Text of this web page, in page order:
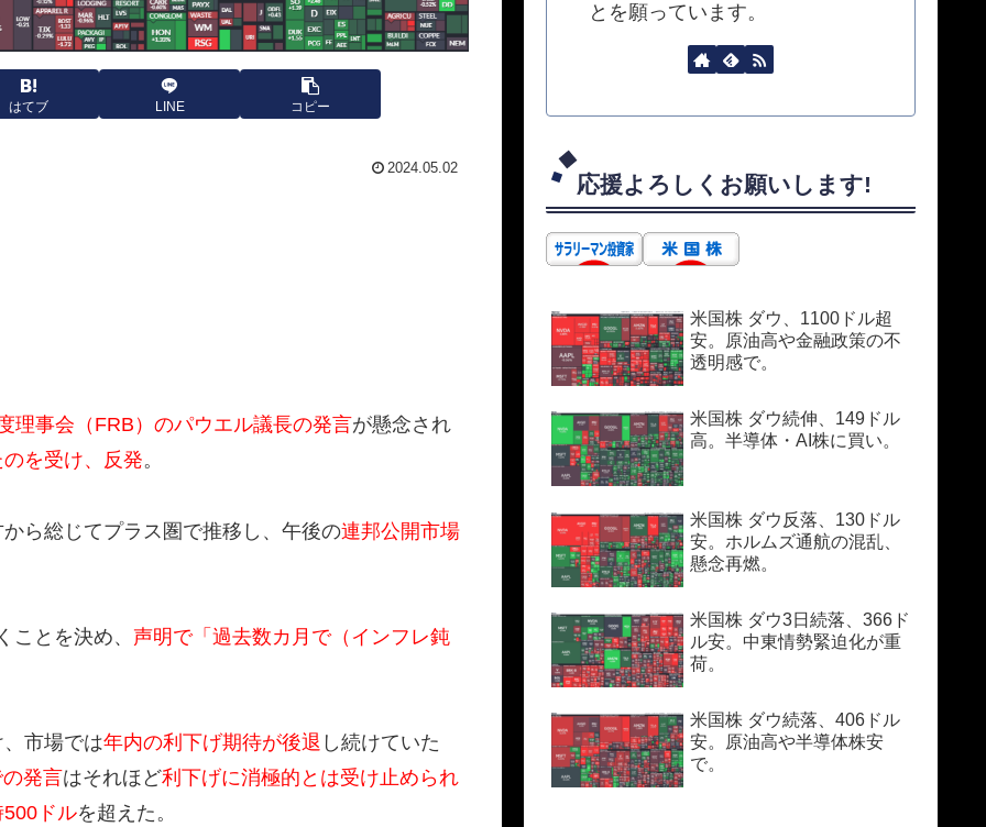
はてブ LINE コピー
2024.05.02
理事会（FRB）のパウエル議長の発言が懸念され
を受け、反発。
ら総じてプラス圏で推移し、午後の連邦公開市場
とを決め、 声明で「過去数カ月で（インフレ鈍
市場では年内の利下げ期待が後退 し続けていた
発言はそれほど利下げに消極的とは受け止められ
ドルを超えた。
とを願っています。
応援よろしくお願いします!
米国株 ダウ、1100ドル超
安。原油高や金融政策の不
透明感で。
米国株 ダウ続伸、149ドル
高。半導体・AI株に買い。
米国株 ダウ反落、130ドル
安。ホルムズ通航の混乱、
懸念再燃。
米国株 ダウ3日続落、366ド
ル安。中東情勢緊迫化が重
荷。
米国株 ダウ続落、406ドル
安。原油高や半導体株安
で。